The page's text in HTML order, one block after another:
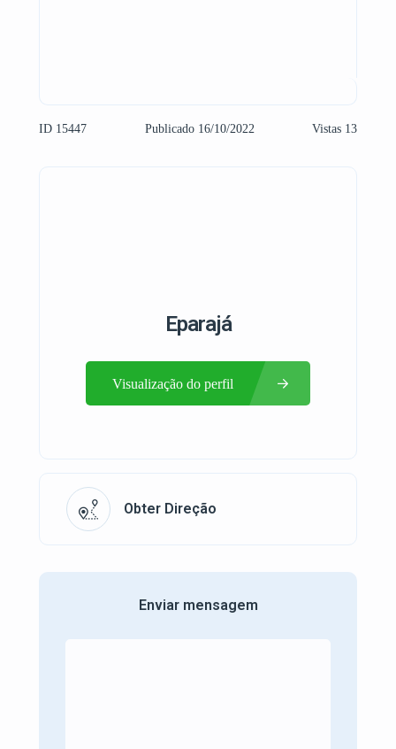
ID 15447 Publicado 16/10/2022 Vistas 13
Eparajá
Visualização do perfil
Obter Direção
Enviar mensagem